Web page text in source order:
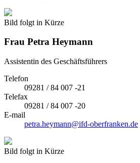
Bild folgt in Kürze
Frau Petra Heymann
Assistentin des Geschäftsführers
Telefon
09281 / 84 007 -21
Telefax
09281 / 84 007 -20
E-mail
petra.heymann@ifd-oberfranken.de
Bild folgt in Kürze